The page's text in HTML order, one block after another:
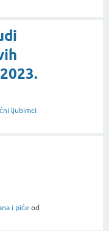
ljubimci
i piće od